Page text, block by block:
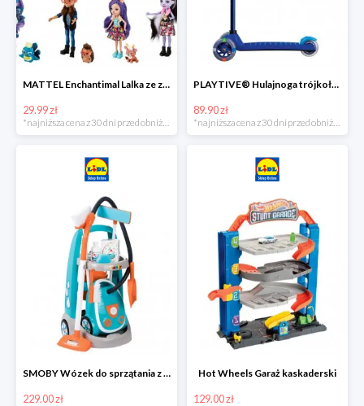
MATTEL Enchantimal Lalka ze zwierzątkiem
29.99 zł
*najniższa cena z 30 dni przed obniżką
PLAYTIVE® Hulajnoga trójkołowa Tri Scooter z diodami LED
89.90 zł
*najniższa cena z 30 dni przed obniżką
SMOBY Wózek do sprzątania z odkurzaczem
229.00 zł
Hot Wheels Garaż kaskaderski
129.00 zł